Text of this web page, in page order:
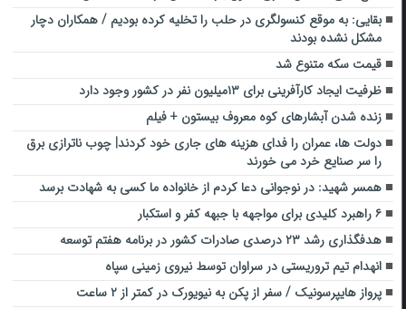
بقایی: به موقع کنسولگری در حلب را تخلیه کرده بودیم / همکاران دچار
مشکل نشده بودند
قیمت سکه متنوع شد
ظرفیت ایجاد کارآفرینی برای ۱۳میلیون نفر در کشور وجود دارد
زنده شدن آبشارهای کوه معروف بیستون + فیلم
دولت ها، عمران را فدای هزینه های جاری خود کردند| چوب ناترازی برق
را سر صنایع خرد می خورند
همسر شهید: در نوجوانی دعا کردم از خانواده ما کسی به شهادت برسد
۶ راهبرد کلیدی برای مواجهه با جبهه کفر و استکبار
هدفگذاری رشد ۲۳ درصدی صادرات کشور در برنامه هفتم توسعه
انهدام تیم تروریستی در سراوان توسط نیروی زمینی سپاه
پرواز هایپرسونیک / سفر از پکن به نیویورک در کمتر از ۲ ساعت